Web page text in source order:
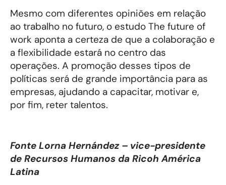
Mesmo com diferentes opiniões em relação
ao trabalho no futuro, o estudo The future of
work aponta a certeza de que a colaboração e
a flexibilidade estará no centro das
operações. A promoção desses tipos de
políticas será de grande importância para as
empresas, ajudando a capacitar, motivar e,
por fim, reter talentos.
Fonte Lorna Hernández – vice-presidente
de Recursos Humanos da Ricoh América
Latina